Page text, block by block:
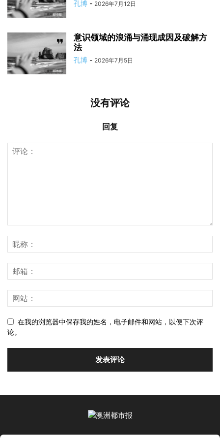
孔博 - 2026年7月12日
意识领域的浪涌与涌现成因及破解方
法
孔博 - 2026年7月5日
没有评论
回复
在我的浏览器中保存我的姓名，电子邮件和网站，以便下次评
论。